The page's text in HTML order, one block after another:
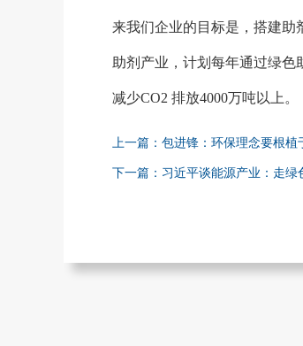
来我们企业的目标是，搭建助
助剂产业，计划每年通过绿色
减少CO2 排放4000万吨以上。
上一篇：包进锋：环保理念要根
下一篇：习近平谈能源产业：走绿